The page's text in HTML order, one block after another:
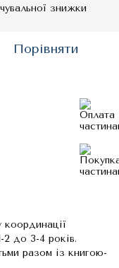
знижки
Порівняти
2 до 3-4 років.
разом із книгою-